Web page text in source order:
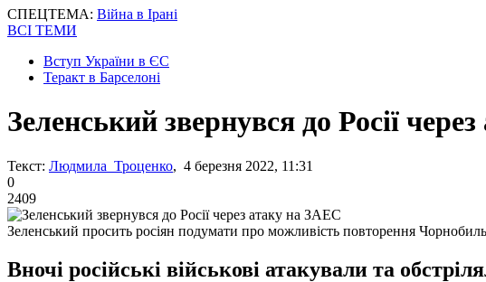
СПЕЦТЕМА: Війна в Ірані
ВСІ ТЕМИ
Вступ України в ЄС
Теракт в Барселоні
Зеленський звернувся до Росії
Текст: Людмила Троценко, 4 березня 2022, 11:31
0
2409
Зеленський просить росіян подумати про можливість повторення
Вночі російські військові атакували та